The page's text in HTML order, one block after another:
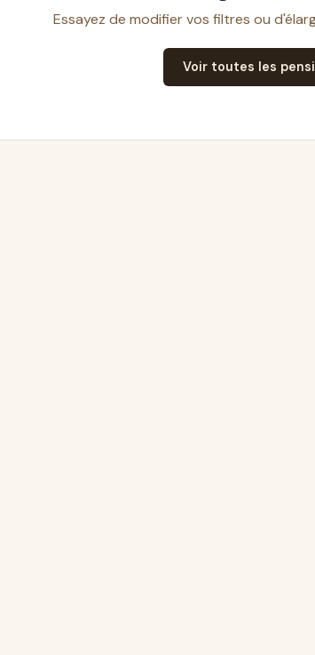
Essayez de modifier vos filtres ou
Voir toutes les